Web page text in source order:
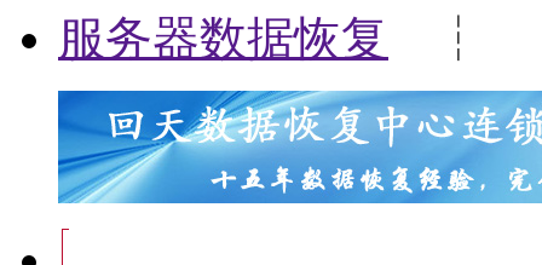
服务器数据恢复
┆